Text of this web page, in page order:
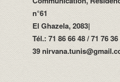
n°61
El Ghazela, 2083|
Tél.: 71 86 66 48 / 71 76
39